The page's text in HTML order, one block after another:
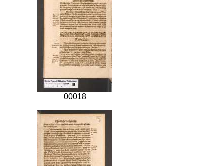
00018